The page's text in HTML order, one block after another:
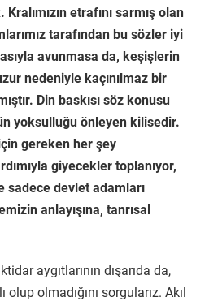
etrafını sarmış olan
tarafından bu sözler iyi
avunmasa da, keşişlerin
nedeniyle kaçınılmaz bir
Din baskısı söz konusu
yoksulluğu önleyen kilisedir.
gereken her şey
giyecekler toplanıyor,
sadece devlet adamları
anlayışına, tanrısal
aygıtlarının dışarıda da,
olmadığını sorgularız. Akıl